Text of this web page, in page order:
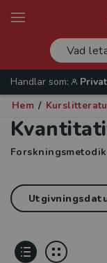
Handlar som:
Hem /